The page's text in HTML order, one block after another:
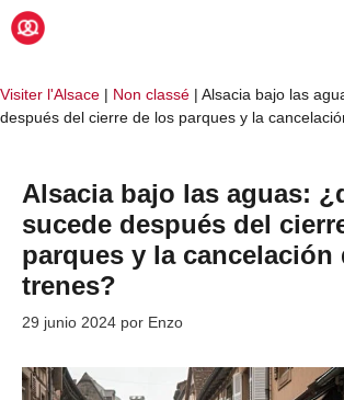
Saltar
Visiter l'Alsace | Non classé | Alsacia bajo las
después del cierre de los parques y la
Alsacia bajo las aguas:
sucede después del
parques y la cancelación
trenes?
29 junio 2024 por Enzo